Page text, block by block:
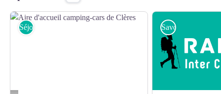
Séjournez Savourez